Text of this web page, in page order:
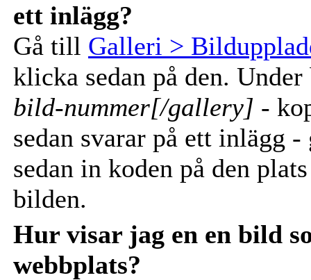
ett inlägg?
Gå till Galleri >
klicka sedan på den.
bild-nummer[/gallery] -
sedan svarar på ett inlägg
sedan in koden på den
bilden.
Hur visar jag en en bild
webbplats?